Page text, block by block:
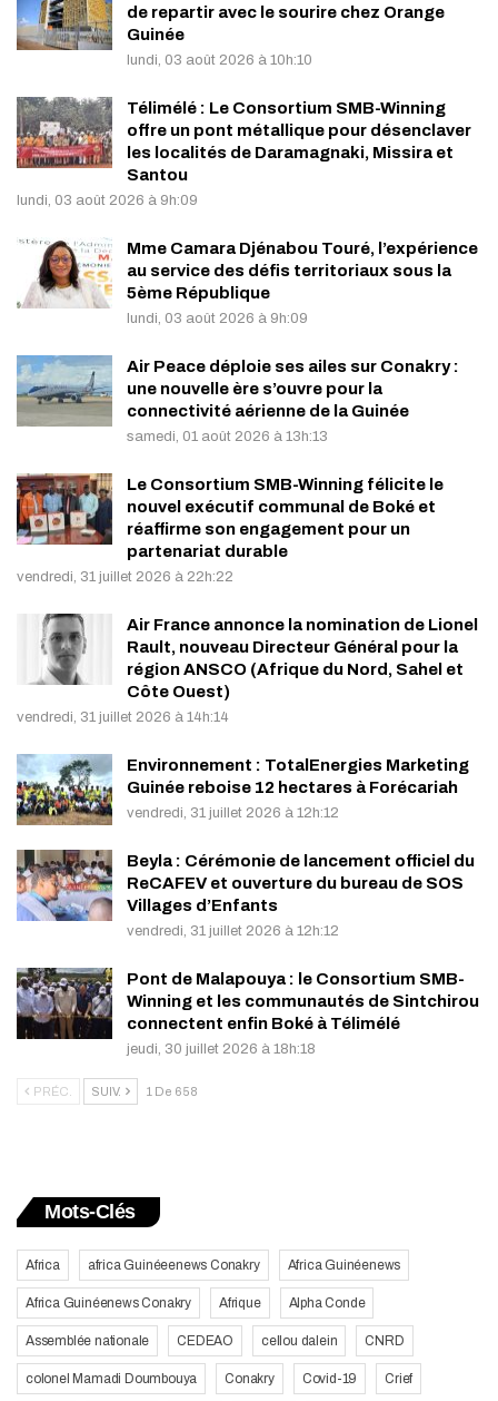
de repartir avec le sourire chez Orange
Guinée
lundi, 03 août 2026 à 10h:10
Télimélé : Le Consortium SMB-Winning
offre un pont métallique pour désenclaver
les localités de Daramagnaki, Missira et
Santou
lundi, 03 août 2026 à 9h:09
Mme Camara Djénabou Touré, l’expérience
au service des défis territoriaux sous la
5ème République
lundi, 03 août 2026 à 9h:09
Air Peace déploie ses ailes sur Conakry :
une nouvelle ère s’ouvre pour la
connectivité aérienne de la Guinée
samedi, 01 août 2026 à 13h:13
Le Consortium SMB-Winning félicite le
nouvel exécutif communal de Boké et
réaffirme son engagement pour un
partenariat durable
vendredi, 31 juillet 2026 à 22h:22
Air France annonce la nomination de Lionel
Rault, nouveau Directeur Général pour la
région ANSCO (Afrique du Nord, Sahel et
Côte Ouest)
vendredi, 31 juillet 2026 à 14h:14
Environnement : TotalEnergies Marketing
Guinée reboise 12 hectares à Forécariah
vendredi, 31 juillet 2026 à 12h:12
Beyla : Cérémonie de lancement officiel du
ReCAFEV et ouverture du bureau de SOS
Villages d’Enfants
vendredi, 31 juillet 2026 à 12h:12
Pont de Malapouya : le Consortium SMB-
Winning et les communautés de Sintchirou
connectent enfin Boké à Télimélé
jeudi, 30 juillet 2026 à 18h:18
PRÉC. SUIV. 1 De 658
Mots-Clés
Africa africa Guinéeenews Conakry Africa Guinéenews
Africa Guinéenews Conakry Afrique Alpha Conde
Assemblée nationale CEDEAO cellou dalein CNRD
colonel Mamadi Doumbouya Conakry Covid-19 Crief